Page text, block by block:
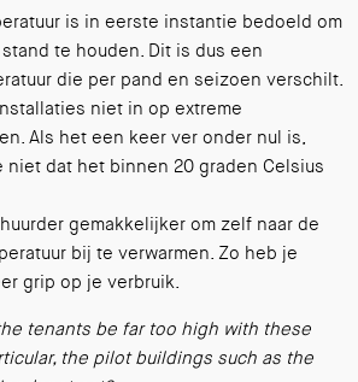
is in eerste instantie bedoeld om
te houden. Dit is dus een
die per pand en seizoen verschilt.
niet in op extreme
Als het een keer ver onder nul is,
niet dat het binnen 20 graden Celsius
gemakkelijker om zelf naar de
bij te verwarmen. Zo heb je
grip op je verbruik.
tenants be far too high with these
the pilot buildings such as the